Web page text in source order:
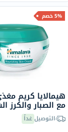
5% خصم
هيمالايا كريم
ملالتوصيلغداً